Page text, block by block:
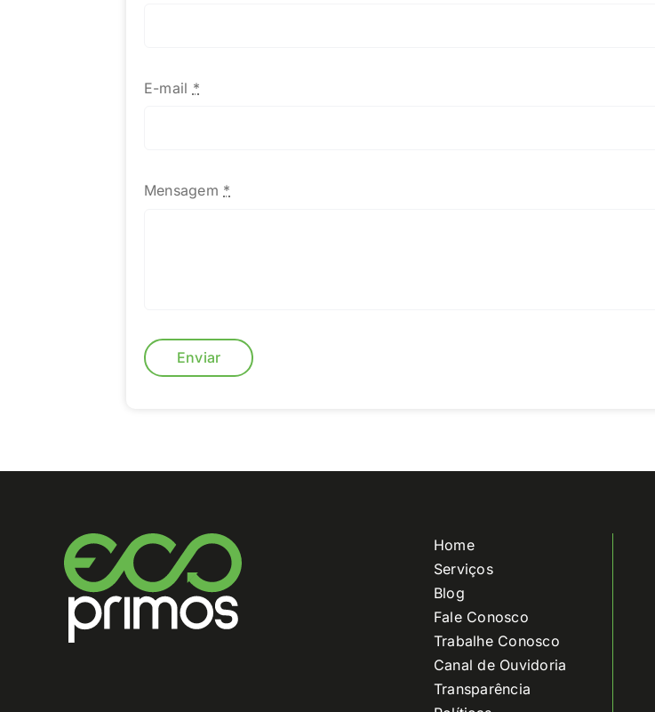
E-mail *
Mensagem *
Enviar
Home
Serviços
Blog
Fale Conosco
Trabalhe Conosco
Canal de Ouvidoria
Transparência